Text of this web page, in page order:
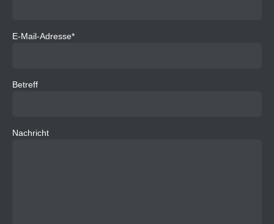
E-Mail-Adresse*
Betreff
Nachricht